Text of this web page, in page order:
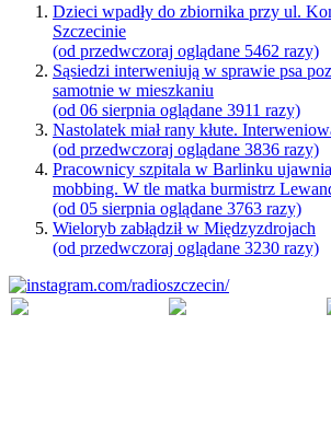
Dzieci wpadły do zbiornika przy ul.
Szczecinie
(od przedwczoraj oglądane 5462 razy)
Sąsiedzi interweniują w sprawie psa
samotnie w mieszkaniu
(od 06 sierpnia oglądane 3911 razy)
Nastolatek miał rany kłute.
(od przedwczoraj oglądane 3836 razy)
Pracownicy szpitala w Barlinku
mobbing. W tle matka burmistrz
(od 05 sierpnia oglądane 3763 razy)
Wieloryb zabłądził w Międzyzdrojach
(od przedwczoraj oglądane 3230 razy)